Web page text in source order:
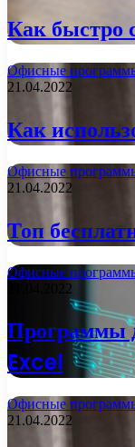
Как быстро
Офисные
21.04.2022
Как
Офисные
21.04.2022
Топ
Офисные
21.04.2022
Программы
Excel
Офисные
21.04.2022